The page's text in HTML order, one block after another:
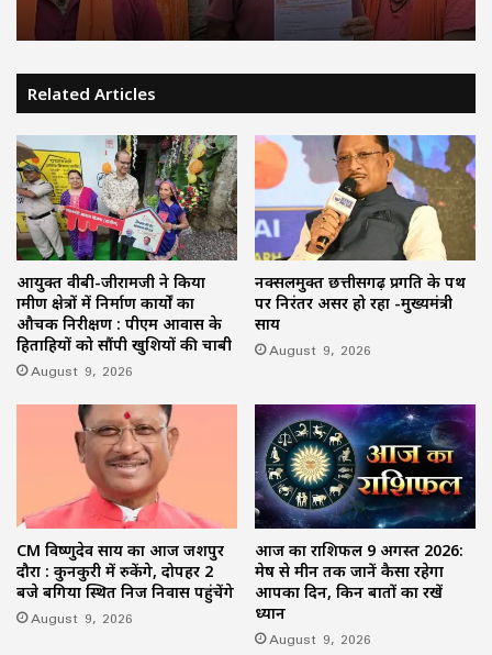
Related Articles
आयुक्त वीबी-जीरामजी ने किया
ग्रामीण क्षेत्रों में निर्माण कार्यों का
औचक निरीक्षण : पीएम आवास के
हितग्राहियों को सौंपी खुशियों की चाबी
August 9, 2026
नक्सलमुक्त छत्तीसगढ़ प्रगति के पथ
पर निरंतर अग्रसर हो रहा -मुख्यमंत्री
साय
August 9, 2026
CM विष्णुदेव साय का आज जशपुर
दौरा : कुनकुरी में रुकेंगे, दोपहर 2
बजे बगिया स्थित निज निवास पहुंचेंगे
August 9, 2026
आज का राशिफल 9 अगस्त 2026:
मेष से मीन तक जानें कैसा रहेगा
आपका दिन, किन बातों का रखें
ध्यान
August 9, 2026